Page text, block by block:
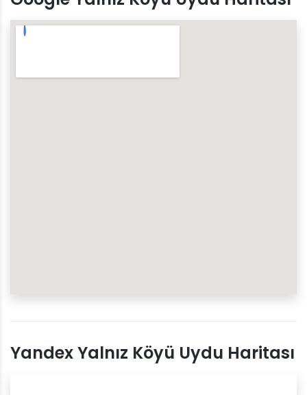
Yandex Yalnız Köyü Uydu Haritası